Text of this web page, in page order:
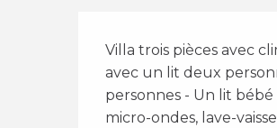
Villa trois pièces avec
avec un lit deux
personnes - Un lit
micro-ondes, lave-